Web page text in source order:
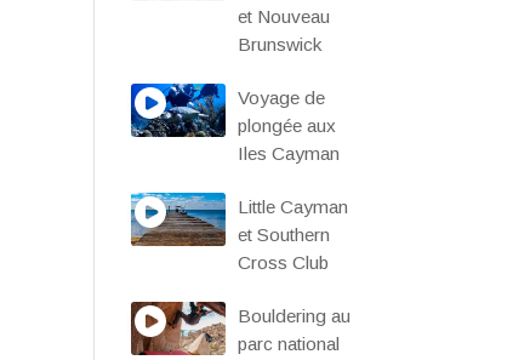
et Nouveau
Brunswick
Voyage de
plongée aux
Iles Cayman
Little Cayman
et Southern
Cross Club
Bouldering au
parc national